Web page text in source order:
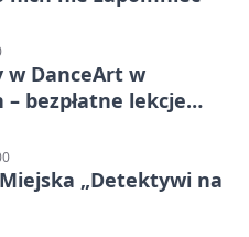
w DanceArt w
– bezpłatne lekcje
„Detektywi na